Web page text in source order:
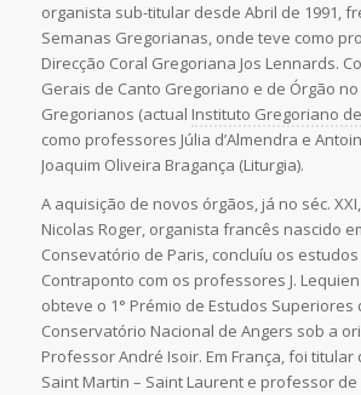
organista sub-titular desde Abril de 1991,
Semanas Gregorianas, onde teve como
Direcção Coral Gregoriana Jos Lennards.
Gerais de Canto Gregoriano e de Órgão
Gregorianos (actual Instituto Gregoriano
como professores Júlia d’Almendra e
Joaquim Oliveira Bragança (Liturgia).
A aquisição de novos órgãos, já no séc.
Nicolas Roger, organista francês nascido
Consevatório de Paris, concluíu os
Contraponto com os professores J.
obteve o 1° Prémio de Estudos Superiores
Conservatório Nacional de Angers sob a
Professor André Isoir. Em França, foi titular
Saint Martin – Saint Laurent e professor de